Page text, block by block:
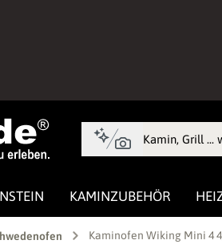
springen
KAMINZUBEHÖR
Kaminofen Wiking Mini 4